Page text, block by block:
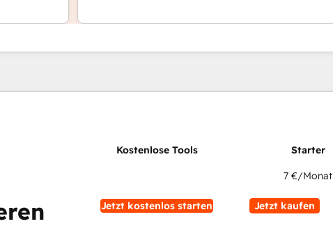
Jetzt kostenlos starten
7 €/Monat
Jetzt kaufen